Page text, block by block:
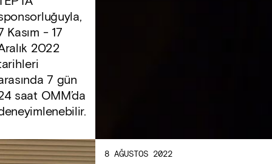
Kasım - 17
2022
7 gün
saat OMM’da
8 AĞUSTOS 2022